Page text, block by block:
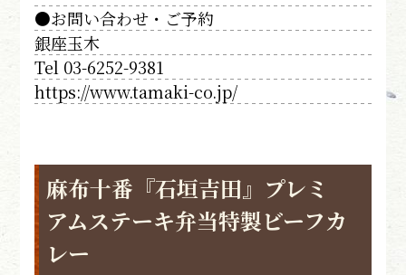
●お問い合わせ・ご予約
銀座玉木
Tel 03-6252-9381
https://www.tamaki-co.jp/
麻布十番『石垣吉田』プレミ
アムステーキ弁当特製ビーフカ
レー